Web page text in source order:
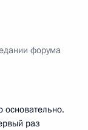
форума
основательно.
раз